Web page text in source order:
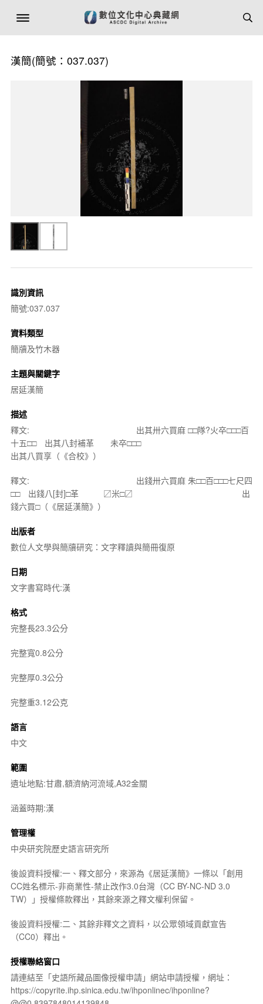
漢簡(簡號：037.037)
識別資訊
簡號:037.037
資料類型
簡牘及竹木器
主題與關鍵字
居延漢簡
描述
釋文: 出其卅六買麻 □□隊?火卒□□□百
十五□□ 出其八封補革 未卒□□□
出其八買享（《合校》）
釋文: 出錢卅六買麻 朱□□百□□□七尺四
□□ 出錢八[封]□革 〼米□〼 出
錢六買□（《居延漢簡》）
出版者
數位人文學與簡牘研究：文字釋讀與簡冊復原
日期
文字書寫時代:漢
格式
完整長23.3公分
完整寬0.8公分
完整厚0.3公分
完整重3.12公克
語言
中文
範圍
遺址地點:甘肅,額濟納河流域,A32金關
涵蓋時期:漢
管理權
中央研究院歷史語言研究所
後設資料授權:一、釋文部分，來源為《居延漢簡》一條以「創用
CC姓名標示-非商業性-禁止改作3.0台灣（CC BY-NC-ND 3.0
TW）」授權條款釋出，其餘來源之釋文權利保留。
後設資料授權:二、其餘非釋文之資料，以公眾領域貢獻宣告
（CC0）釋出。
授權聯絡窗口
請連結至「史語所藏品圖像授權申請」網站申請授權，網址：
https://copyrite.ihp.sinica.edu.tw/ihponlinec/ihponline?